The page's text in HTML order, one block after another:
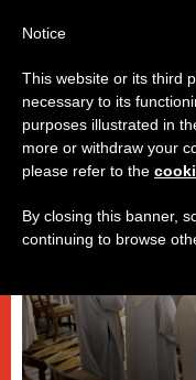
الفاتيكان,كنيسة محليّة
Notice
This website or its third
necessary to its
purposes illustrated in
more or withdraw your
please refer to the
By closing this banner,
continuing to browse